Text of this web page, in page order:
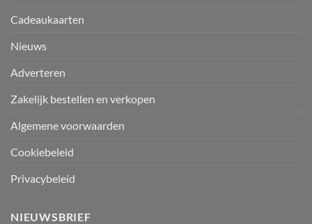
Cadeaukaarten
Nieuws
Adverteren
Zakelijk bestellen en verkopen
Algemene voorwaarden
Cookiebeleid
Privacybeleid
NIEUWSBRIEF